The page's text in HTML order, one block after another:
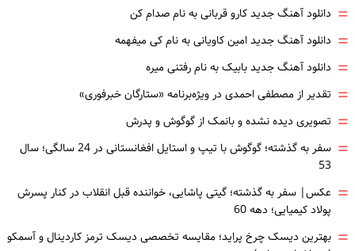
= دانلود آهنگ جدید کارو قربانی به نام صدام کن
= دانلود آهنگ جدید امین کاویانی به نام کی میفهمه
= دانلود آهنگ جدید بابیک به نام رفتنی میره
= تقدیر از مصطفی احمدی در ویژه‌برنامه «ستارگان خبرفوری»
= تصویری دیده نشده و بانمک از گوگوش و پدرش
=
سفر به گذشته؛ گوگوش با تیپ و استایل افغانستانی در 24 سالگی؛ سال
53
= عکس| سفر به گذشته؛ گیتی پاشایی، خواننده قبل انقلاب در کنار پسرش
پولاد کیمیایی؛ دهه 60
= بهترین دیسک چرخ پراید؛ مقایسه تخصصی دیسک ترمز کاردینال و آسمکو